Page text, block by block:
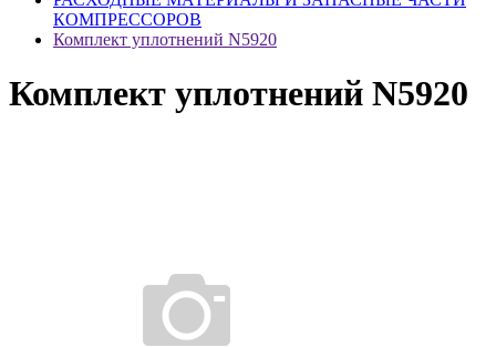
КОМПРЕССОРОВ
Комплект уплотнений N5920
Комплект уплотнений N5920